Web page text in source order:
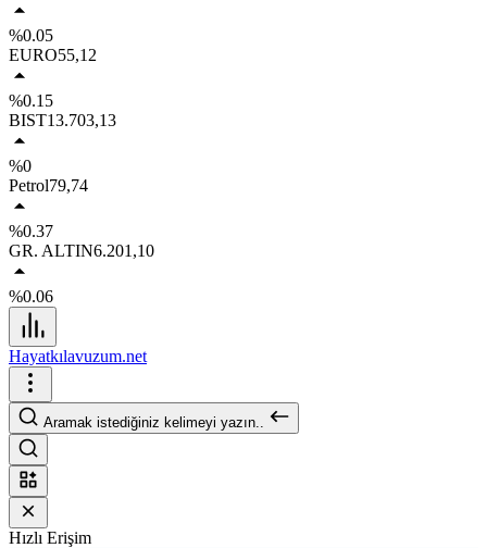
%0.05
EURO55,12
%0.15
BIST13.703,13
%0
Petrol79,74
%0.37
GR. ALTIN6.201,10
%0.06
Hayatkılavuzum.net
Aramak istediğiniz kelimeyi yazın..
Hızlı Erişim